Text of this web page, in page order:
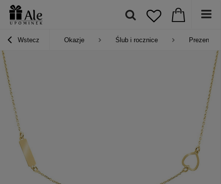
Wstecz Okazje Ślub i rocznice Prezenty